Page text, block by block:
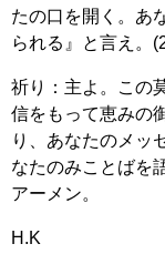
たの口を開く。あ
られる』と言え。
祈り：主よ。この
信をもって恵みの
り、あなたのメッ
なたのみことばを
アーメン。
H.K